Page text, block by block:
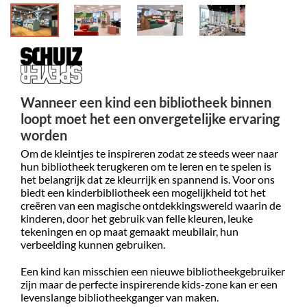
Wanneer een kind een bibliotheek binnen
loopt moet het een onvergetelijke ervaring
worden
Om de kleintjes te inspireren zodat ze steeds weer naar
hun bibliotheek terugkeren om te leren en te spelen is
het belangrijk dat ze kleurrijk en spannend is. Voor ons
biedt een kinderbibliotheek een mogelijkheid tot het
creëren van een magische ontdekkingswereld waarin de
kinderen, door het gebruik van felle kleuren, leuke
tekeningen en op maat gemaakt meubilair, hun
verbeelding kunnen gebruiken.
Een kind kan misschien een nieuwe bibliotheekgebruiker
zijn maar de perfecte inspirerende kids-zone kan er een
levenslange bibliotheekganger van maken.